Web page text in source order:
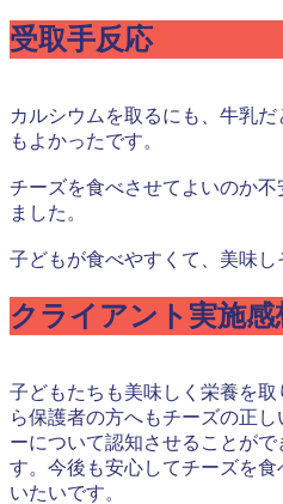
受取手反応
カルシウムを取るにも、牛乳
もよかったです。
チーズを食べさせてよいのか
ました。
子どもが食べやすくて、美味し
クライアント実施感
子どもたちも美味しく栄養を
ら保護者の方へもチーズの正
ーについて認知させることが
す。今後も安心してチーズを
いたいです。